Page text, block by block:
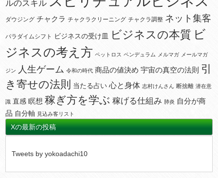
ルのスキル
ダウジング チャクラ チャクラクリーニング チャクラ調整 ネット集客
パラダイムシフト ビジネスの受け皿 ビジネスの本質 ビ
ジネスの考え方 ペットロス ペンデュラム メルマガ メールマガ
ジン 人生ゲーム 令和の時代 商品の値決め 宇宙の真空の法則 引
き寄せの法則
当たる占い 心と身体 志村けんさん 断捨離 潜在意
識 直感 瞑想 稼ぎ方を学ぶ 稼げる仕組み 肺炎 自分が商
品 自分軸 見込み客リスト
Xの最新の投稿
Tweets by yokoadachi10